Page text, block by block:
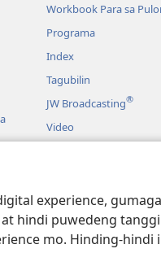
experience,
hindi puwedeng
mo. Hinding-
Workbook Para sa
Programa
Index
Tagubilin
JW Broadcasting®
Video
Pagbabasa ng
Drama